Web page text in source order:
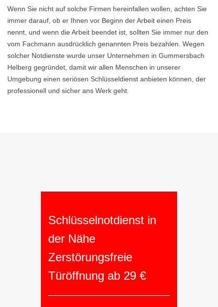
Wenn Sie nicht auf solche Firmen hereinfallen wollen, achten Sie
immer darauf, ob er Ihnen vor Beginn der Arbeit einen Preis
nennt, und wenn die Arbeit beendet ist, sollten Sie immer nur den
vom Fachmann ausdrücklich genannten Preis bezahlen. Wegen
solcher Notdienste wurde unser Unternehmen in Gummersbach
Helberg gegründet, damit wir allen Menschen in unserer
Umgebung einen seriösen Schlüsseldienst anbieten können, der
professionell und sicher ans Werk geht.
Schlüsselnotdienst in
der Nähe
Zerstörungsfreie
Türöffnung ab 29 €